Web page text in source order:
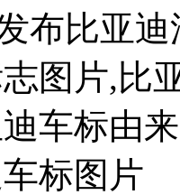
布比亚迪
图片,比
车标由
标图片